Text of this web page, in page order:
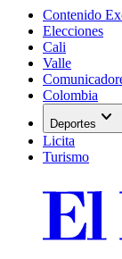
Contenido
Elecciones
Cali
Valle
Colombia
Deportes expand_more
Licita
Turismo